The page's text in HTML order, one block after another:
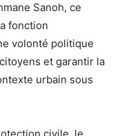
Sanoh, ce
fonction
volonté politique
et garantir la
urbain sous